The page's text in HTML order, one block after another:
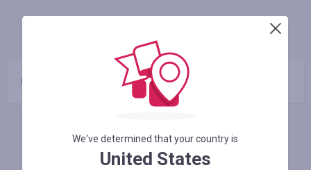
ГАРАНТИЯ
Промокоды отсутствуют
Похожие магазины
We've determined that your country is
United States